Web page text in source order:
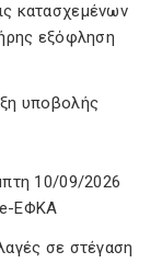
κατασχεμένων
εξόφληση
υποβολής
10/09/2026
ΕΦΚΑ
σε στέγαση